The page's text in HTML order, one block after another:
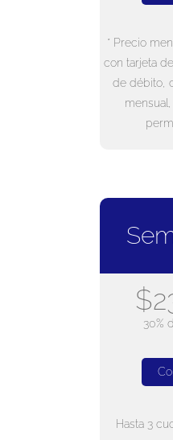
* Precio
con tarjeta
de débito,
30%
Hasta 3